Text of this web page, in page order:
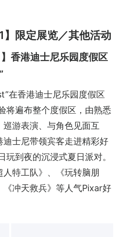
限定展览／其他活动
香港迪士尼乐园度假区
在香港迪士尼乐园度假区
将遍布整个度假区，由熟悉
游表演、与角色见面互
士尼带领宾客走进精彩好
到夜的沉浸式夏日派对。
特工队》、《玩转脑朋
冲天救兵》等人气Pixar好